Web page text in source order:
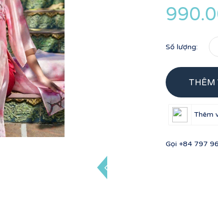
Số lượng:
THÊM
Thêm
Gọi +84 797